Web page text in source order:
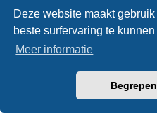
Deze website maakt
beste surfervaring te
Meer informatie